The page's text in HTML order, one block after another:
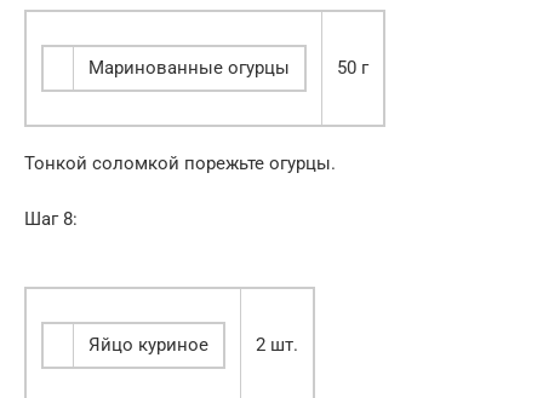
Маринованные огурцы 50 г
Тонкой соломкой порежьте огурцы.
Шаг 8:
Яйцо куриное 2 шт.